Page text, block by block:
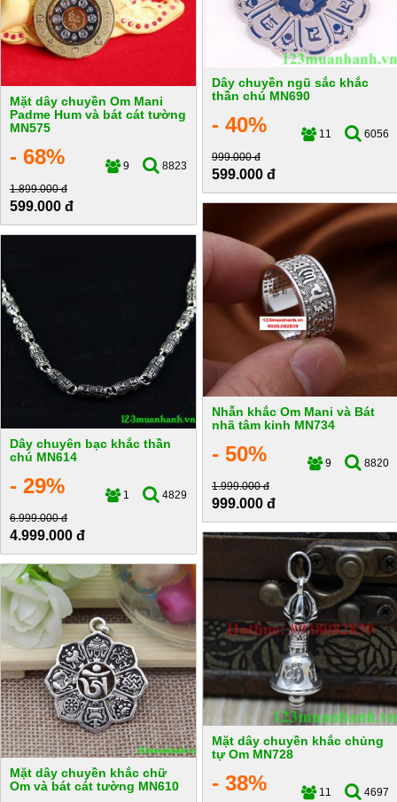
Dây chuyền ngũ sắc khắc
thần chú MN690
- 40% 11
6056
999.000 đ
599.000 đ
Mặt dây chuyền Om Mani
Padme Hum và bát cát tường
MN575
- 68% 9
8823
1.899.000 đ
599.000 đ
Nhẫn khắc Om Mani và Bát
nhã tâm kinh MN734
- 50% 9
8820
1.999.000 đ
999.000 đ
Dây chuyên bạc khắc thần
chú MN614
- 29% 1
4829
6.999.000 đ
4.999.000 đ
Mặt dây chuyền khắc chủng
tự Om MN728
- 38% 11
4697
Mặt dây chuyền khắc chữ
Om và bát cát tường MN610